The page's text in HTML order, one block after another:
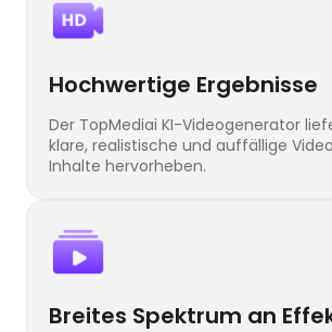
Hochwertige Ergebnisse
Der TopMediai KI-Videogenerator
klare, realistische und auffällige
Inhalte hervorheben.
Breites Spektrum an